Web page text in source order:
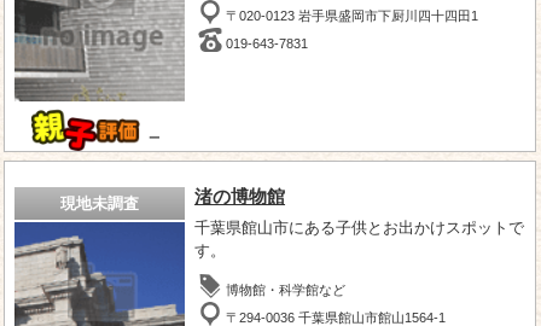
－
〒020-0123 岩手県盛岡市下厨川四十四田1
019-643-7831
現地未調査 渚の博物館
千葉県館山市にある子供とお出かけスポットで
す。
博物館・科学館など
〒294-0036 千葉県館山市館山1564-1